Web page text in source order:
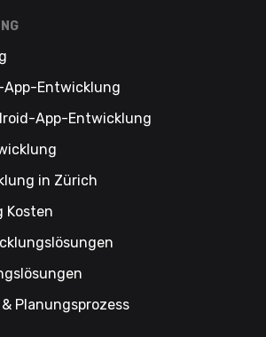
Entwicklung
App-Entwicklung
in Zürich
Kosten
Planungsprozess